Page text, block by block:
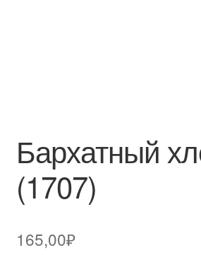
Бархатный
(1707)
165,00₽